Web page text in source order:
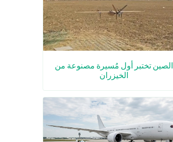
الصين تختبر أول مُسيرة مصنوعة من
الخيزران